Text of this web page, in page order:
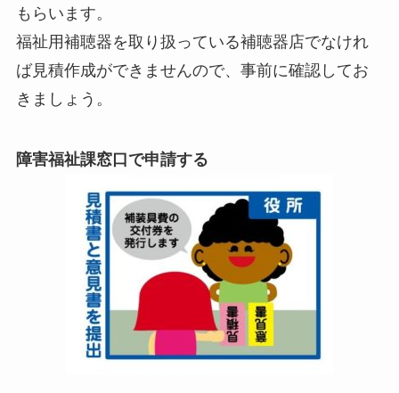
もらいます。
福祉用補聴器を取り扱っている補聴器店でなけれ
ば見積作成ができませんので、事前に確認してお
きましょう。
障害福祉課窓口で申請する